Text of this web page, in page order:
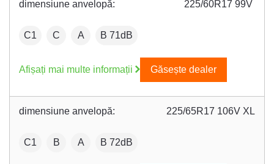
dimensiune anvelopă: 225/60R17 99V
:C1 Fuel efficiency:
C Wet grip:
A :B 71dB
Afișați mai multe informații Găsește dealer
dimensiune anvelopă: 225/65R17 106V XL
:C1 Fuel efficiency:
B Wet grip:
A :B 72dB